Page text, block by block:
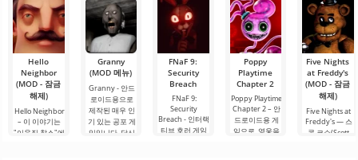
Hello
Neighbor
(MOD - 잠금
해제)
Hello Neighbor
– 이 이야기는
"이웃집 찰스"에
Granny
(MOD 메뉴)
Granny - 안드
로이드용으로
제작된 매우 인
기 있는 공포 게
임입니다. 당신
FNaF 9:
Security
Breach
FNaF 9:
Security
Breach - 인터랙
티브 호러 게임
Poppy
Playtime
Chapter 2
Poppy Playtime
Chapter 2 – 안
드로이드용 게
임으로, 영웅을
Five Nights
at Freddy's
(MOD - 잠금
해제)
Five Nights at
Freddy's — 스
콧 코슨(Scott